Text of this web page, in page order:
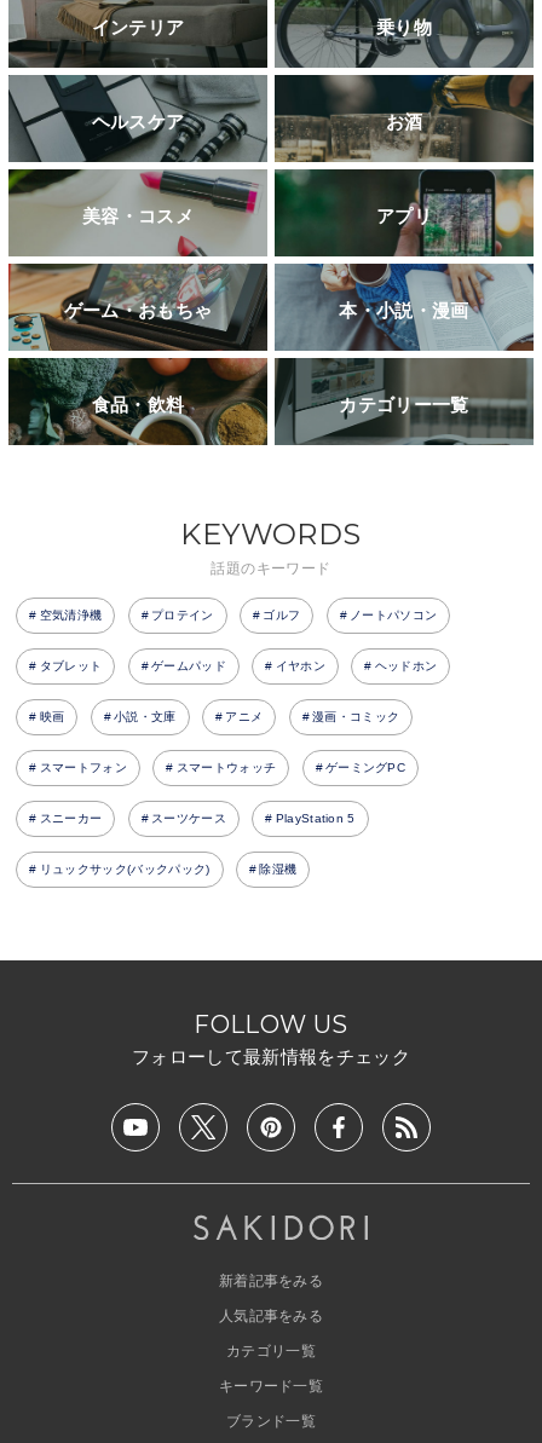
インテリア 乗り物
ヘルスケア お酒
美容・コスメ アプリ
ゲーム・おもちゃ 本・小説・漫画
食品・飲料 カテゴリー一覧
KEYWORDS
話題のキーワード
空気清浄機 プロテイン ゴルフ ノートパソコン
タブレット ゲームパッド イヤホン ヘッドホン
映画 小説・文庫 アニメ 漫画・コミック
スマートフォン スマートウォッチ ゲーミングPC
スニーカー スーツケース PlayStation 5
リュックサック(バックパック) 除湿機
FOLLOW US
フォローして最新情報をチェック
新着記事をみる
人気記事をみる
カテゴリ一覧
キーワード一覧
ブランド一覧